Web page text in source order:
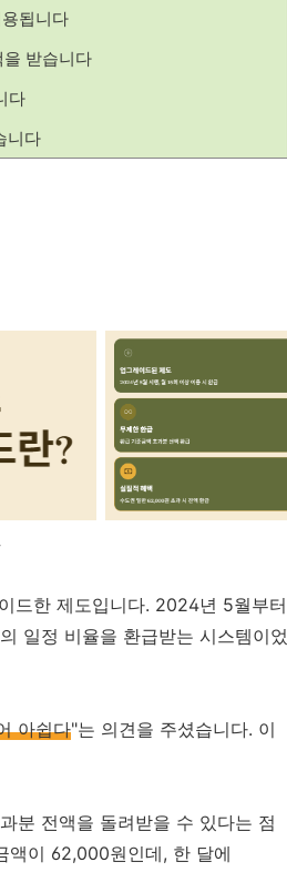
됩니다
받습니다
다
니다
드한 제도입니다. 2024년 5월부터
일정 비율을 환급받는 시스템이었
아쉽다"는 의견을 주셨습니다. 이
분 전액을 돌려받을 수 있다는 점
액이 62,000원인데, 한 달에